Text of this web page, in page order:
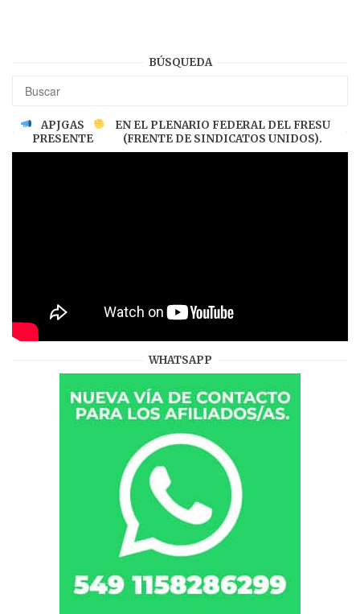
BÚSQUEDA
APJGAS
PRESENTE
EN EL PLENARIO FEDERAL DEL FRESU
(FRENTE DE SINDICATOS UNIDOS).
WHATSAPP